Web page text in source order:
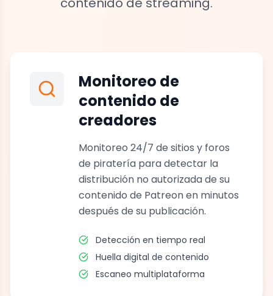
Monitoreo de
contenido de
creadores
Monitoreo 24/7 de sitios y foros
de piratería para detectar la
distribución no autorizada de su
contenido de Patreon en minutos
después de su publicación.
Detección en tiempo real
Huella digital de contenido
Escaneo multiplataforma